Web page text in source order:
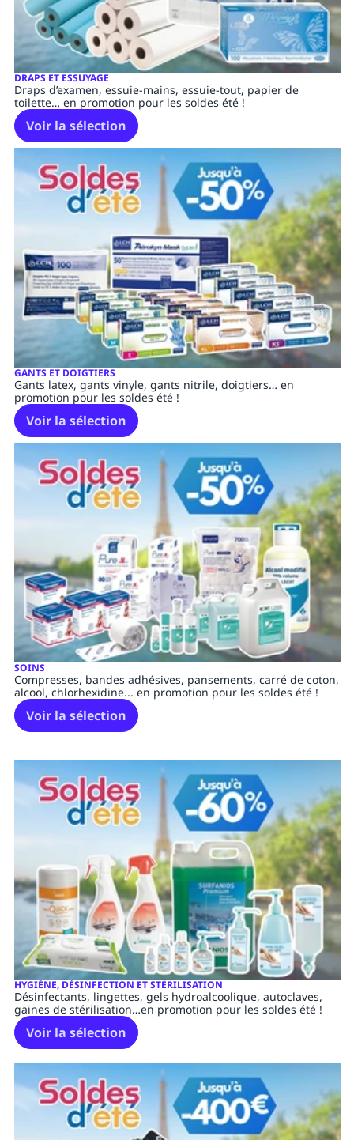
DRAPS ET ESSUYAGE
Draps d’examen, essuie-mains, essuie-tout, papier de
toilette… en promotion pour les soldes été !
Voir la sélection
GANTS ET DOIGTIERS
Gants latex, gants vinyle, gants nitrile, doigtiers… en
promotion pour les soldes été !
Voir la sélection
SOINS
Compresses, bandes adhésives, pansements, carré de coton,
alcool, chlorhexidine... en promotion pour les soldes été !
Voir la sélection
HYGIÈNE, DÉSINFECTION ET STÉRILISATION
Désinfectants, lingettes, gels hydroalcoolique, autoclaves,
gaines de stérilisation…en promotion pour les soldes été !
Voir la sélection